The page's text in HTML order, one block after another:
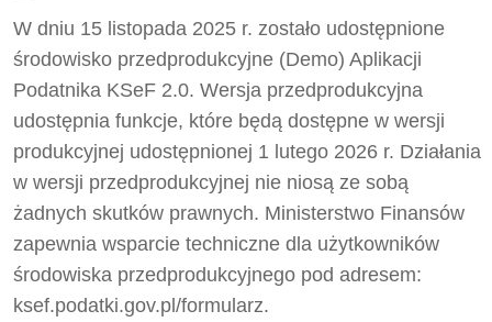
W dniu 15 listopada 2025 r. zostało udostępnione
środowisko przedprodukcyjne (Demo) Aplikacji
Podatnika KSeF 2.0. Wersja przedprodukcyjna
udostępnia funkcje, które będą dostępne w wersji
produkcyjnej udostępnionej 1 lutego 2026 r. Działania
w wersji przedprodukcyjnej nie niosą ze sobą
żadnych skutków prawnych. Ministerstwo Finansów
zapewnia wsparcie techniczne dla użytkowników
środowiska przedprodukcyjnego pod adresem:
ksef.podatki.gov.pl/formularz.